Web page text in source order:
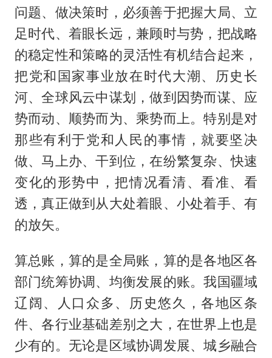
问题、做决策时，必须善于把握大局、立
足时代、着眼长远，兼顾时与势，把战略
的稳定性和策略的灵活性有机结合起来，
把党和国家事业放在时代大潮、历史长
河、全球风云中谋划，做到因势而谋、应
势而动、顺势而为、乘势而上。特别是对
那些有利于党和人民的事情，就要坚决
做、马上办、干到位，在纷繁复杂、快速
变化的形势中，把情况看清、看准、看
透，真正做到从大处着眼、小处着手、有
的放矢。
算总账，算的是全局账，算的是各地区各
部门统筹协调、均衡发展的账。我国疆域
辽阔、人口众多、历史悠久，各地区条
件、各行业基础差别之大，在世界上也是
少有的。无论是区域协调发展、城乡融合